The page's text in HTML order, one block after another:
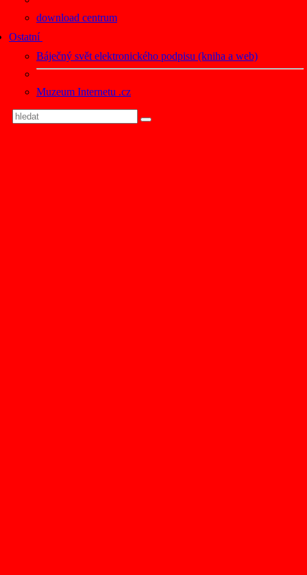
download centrum
Ostatní
Báječný svět elektronického podpisu (kniha a web)
Muzeum Internetu .cz